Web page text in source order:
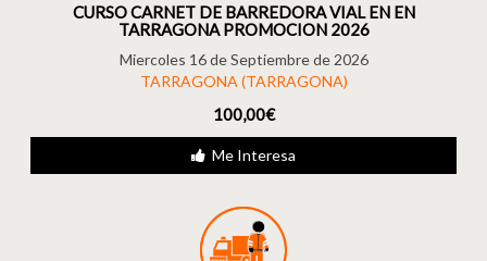
CURSO CARNET DE BARREDORA VIAL EN EN
TARRAGONA PROMOCION 2026
Miercoles 16 de Septiembre de 2026
TARRAGONA (TARRAGONA)
100,00€
Me Interesa